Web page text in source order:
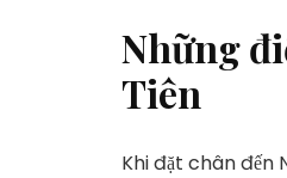
Những
Tiên
Khi đặt chân đến